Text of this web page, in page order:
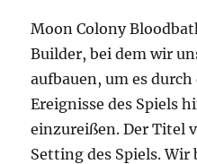
Moon Colony
Builder, bei dem wir
aufbauen, um es
Ereignisse des Spiels
einzureißen. Der Titel
Setting des Spiels.